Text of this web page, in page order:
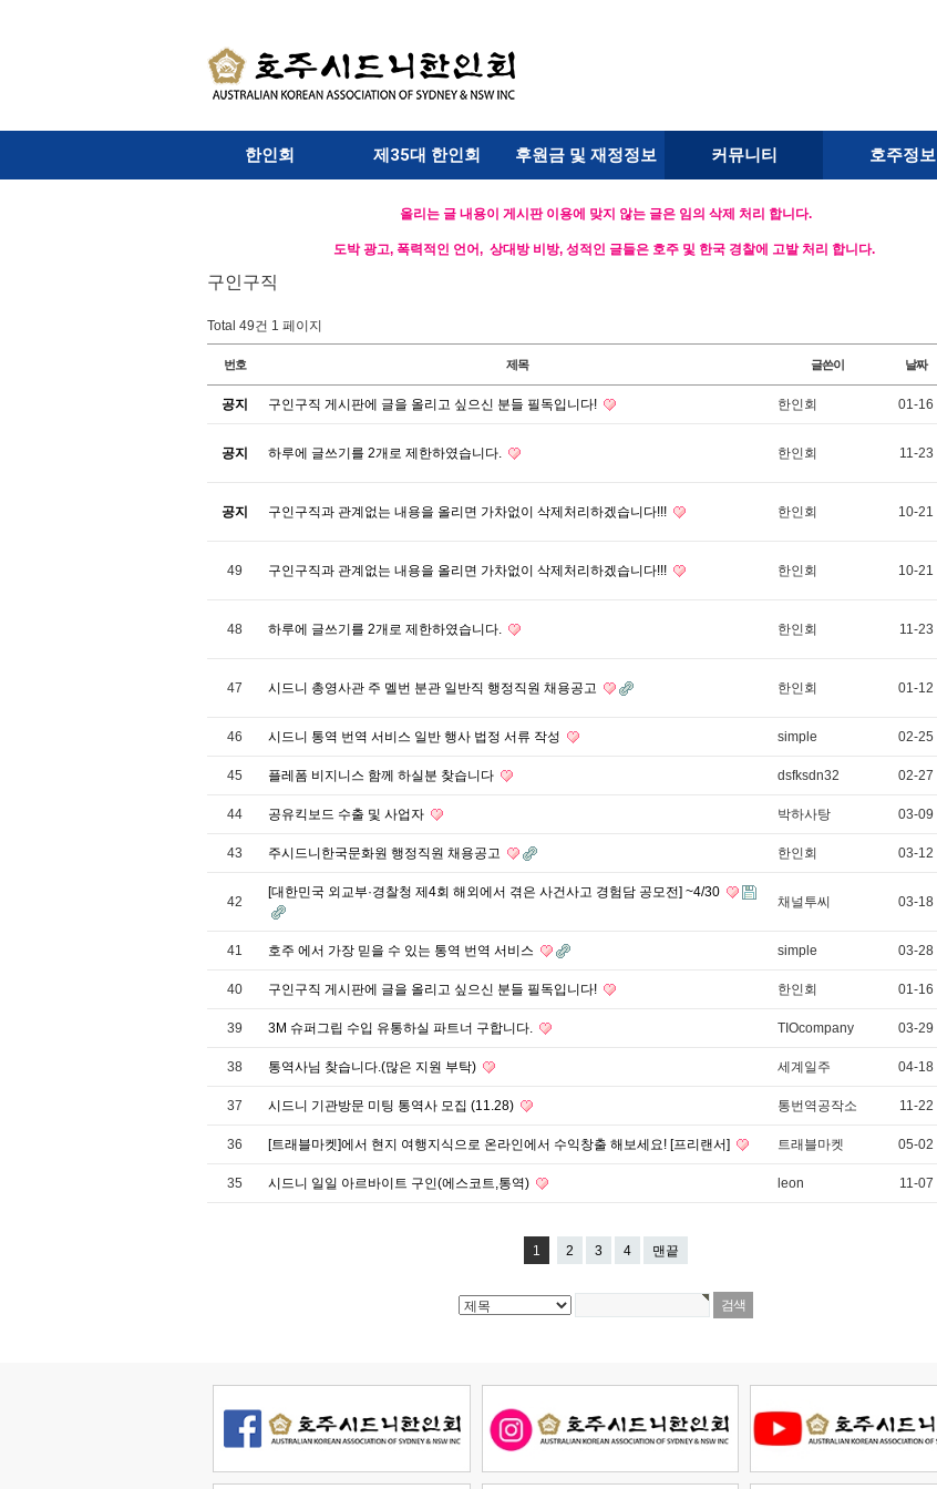
한인회 제35대 한인회 후원금 및 재정정보 커뮤니티 호주정보
올리는 글 내용이 게시판 이용에 맞지 않는 글은 임의 삭제 처리 합니다.
도박 광고, 폭력적인 언어, 상대방 비방, 성적인 글들은 호주 및 한국 경찰에 고발 처리 합니다.
구인구직
Total 49건 1 페이지
번호 제목 글쓴이 날짜
공지 구인구직 게시판에 글을 올리고 싶으신 분들 필독입니다! 한인회 01-16
공지 하루에 글쓰기를 2개로 제한하였습니다. 한인회 11-23
공지 구인구직과 관계없는 내용을 올리면 가차없이 삭제처리하겠습니다!!! 한인회 10-21
49 구인구직과 관계없는 내용을 올리면 가차없이 삭제처리하겠습니다!!! 한인회 10-21
48 하루에 글쓰기를 2개로 제한하였습니다. 한인회 11-23
47 시드니 총영사관 주 멜번 분관 일반직 행정직원 채용공고 한인회 01-12
46 시드니 통역 번역 서비스 일반 행사 법정 서류 작성 simple 02-25
45 플레폼 비지니스 함께 하실분 찾습니다 dsfksdn32 02-27
44 공유킥보드 수출 및 사업자 박하사탕 03-09
43 주시드니한국문화원 행정직원 채용공고 한인회 03-12
42
[대한민국 외교부·경찰청 제4회 해외에서 겪은 사건사고 경험담 공모전] ~4/30
채널투씨 03-18
41 호주 에서 가장 믿을 수 있는 통역 번역 서비스 simple 03-28
40 구인구직 게시판에 글을 올리고 싶으신 분들 필독입니다! 한인회 01-16
39 3M 슈퍼그립 수입 유통하실 파트너 구합니다. TIOcompany 03-29
38 통역사님 찾습니다.(많은 지원 부탁) 세계일주 04-18
37 시드니 기관방문 미팅 통역사 모집 (11.28) 통번역공작소 11-22
36 [트래블마켓]에서 현지 여행지식으로 온라인에서 수익창출 해보세요! [프리랜서] 트래블마켓 05-02
35 시드니 일일 아르바이트 구인(에스코트,통역) leon 11-07
1 2 3 4 맨끝